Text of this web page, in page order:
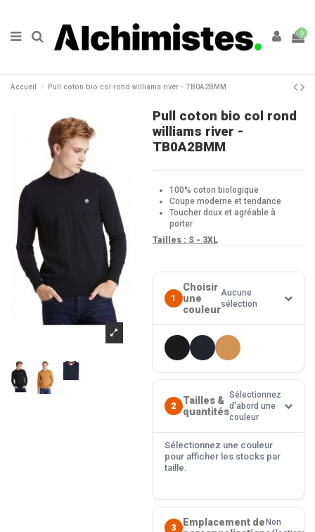
0
Accueil Pull coton bio col rond williams river - TB0A2BMM
Pull coton bio col rond
williams river -
TB0A2BMM
100% coton biologique
Coupe moderne et tendance
Toucher doux et agréable à
porter
Tailles : S - 3XL
1
Choisir
une
couleur
Aucune
sélection
2
Tailles &
quantités
Sélectionnez
d'abord une
couleur
Sélectionnez une couleur
pour afficher les stocks par
taille.
3
Emplacement deNon